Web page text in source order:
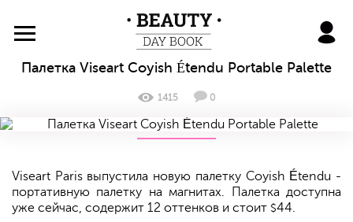
BeautyDayBook
Палетка Viseart Coyish Étendu Portable Palette
1415 0
Viseart Paris выпустила новую палетку Coyish Étendu -
портативную палетку на магнитах. Палетка доступна
уже сейчас, содержит 12 оттенков и стоит $44.